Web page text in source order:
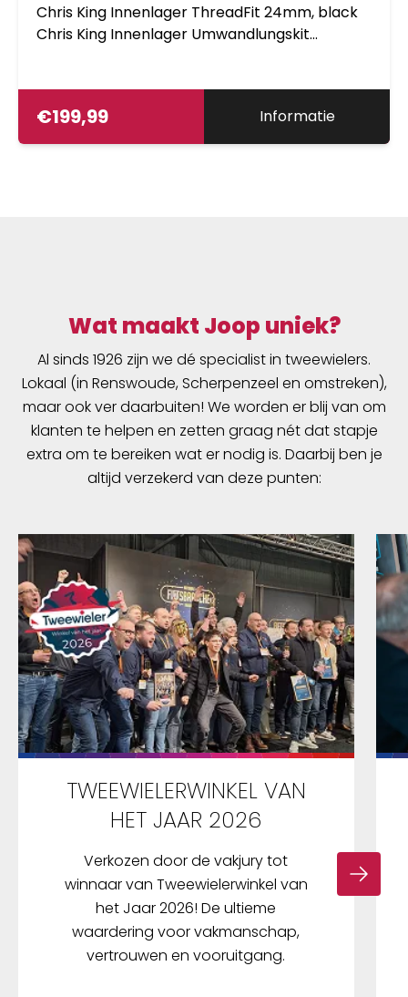
Chris King Innenlager ThreadFit 24mm, black
Chris King Innenlager Umwandlungskit
€199,99 Informatie
Wat maakt Joop uniek?
Al sinds 1926 zijn we dé specialist in tweewielers.
Lokaal (in Renswoude, Scherpenzeel en omstreken),
maar ook ver daarbuiten! We worden er blij van om
klanten te helpen en zetten graag nét dat stapje
extra om te bereiken wat er nodig is. Daarbij ben je
altijd verzekerd van deze punten:
TWEEWIELERWINKEL VAN
HET JAAR 2026
Verkozen door de vakjury tot
winnaar van Tweewielerwinkel van
het Jaar 2026! De ultieme
waardering voor vakmanschap,
vertrouwen en vooruitgang.